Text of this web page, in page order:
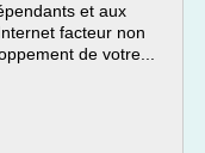
et aux
facteur non
de votre...